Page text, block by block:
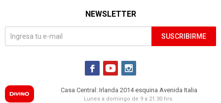
NEWSLETTER
SUSCRIBIRME
  
Casa Central: Irlanda 2014 esquina Avenida Italia
Lunes a domingo de 9 a 21:30 hrs.